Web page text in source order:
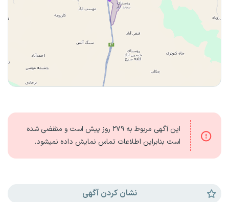
این آگهی مربوط به ۲۷۹ روز
پیش است و منقضی شده
است بنابراین اطلاعات تماس نمایش داده نمیشود.
نشان کردن آگهی